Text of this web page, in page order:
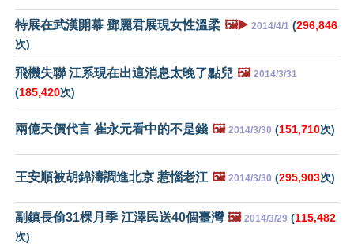
特展在武漢開幕 鄧麗君展現女性溫柔 🖼️▶️ 2014/4/1 (296,846
次)
飛機失聯 江系現在出這消息太晚了點兒 🖼️ 2014/3/31
(185,420次)
兩億天價代言 崔永元看中的不是錢 🖼️ 2014/3/30 (151,710次)
王安順被胡錦濤調進北京 惹惱老江 🖼️ 2014/3/30 (295,903次)
副鎮長偷31棵月季 江澤民送40個臺灣 🖼️ 2014/3/29 (115,482
次)